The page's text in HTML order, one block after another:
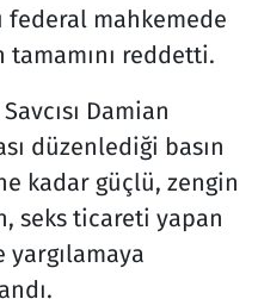
federal mahkemede
tamamını reddetti.
Damian
düzenlediği basın
kadar güçlü, zengin
seks ticareti yapan